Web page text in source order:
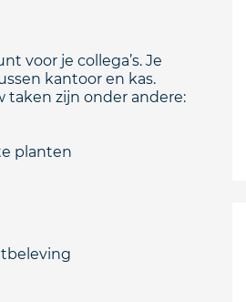
voor je collega’s. Je
kantoor en kas.
taken zijn onder andere:
planten